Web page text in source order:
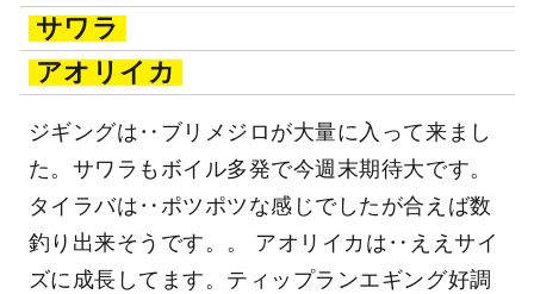
サワラ
アオリイカ
ジギングは‥ブリメジロが大量に入って来まし
た。サワラもボイル多発で今週末期待大です。
タイラバは‥ポツポツな感じでしたが合えば数
釣り出来そうです。。 アオリイカは‥ええサイ
ズに成長してます。ティップランエギング好調